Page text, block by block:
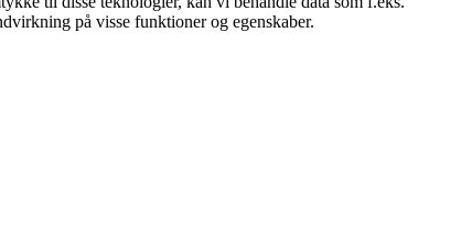
på visse funktioner og egenskaber.